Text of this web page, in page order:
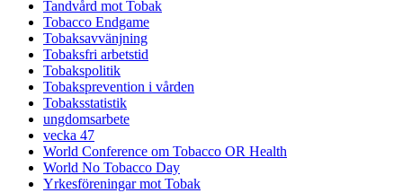
Tandvård mot Tobak
Tobacco Endgame
Tobaksavvänjning
Tobaksfri arbetstid
Tobakspolitik
Tobaksprevention i vården
Tobaksstatistik
ungdomsarbete
vecka 47
World Conference om Tobacco OR Health
World No Tobacco Day
Yrkesföreningar mot Tobak